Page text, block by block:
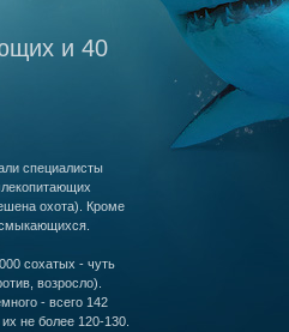
и 40
специалисты
охота). Кроме
сохатых - чуть
возросло).
- всего 142
не более 120-130.